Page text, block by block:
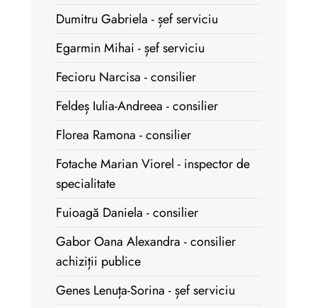
Dumitru Gabriela - șef serviciu
Egarmin Mihai - șef serviciu
Fecioru Narcisa - consilier
Feldeș Iulia-Andreea - consilier
Florea Ramona - consilier
Fotache Marian Viorel - inspector de
specialitate
Fuioagă Daniela - consilier
Gabor Oana Alexandra - consilier
achiziții publice
Genes Lenuța-Sorina - șef serviciu